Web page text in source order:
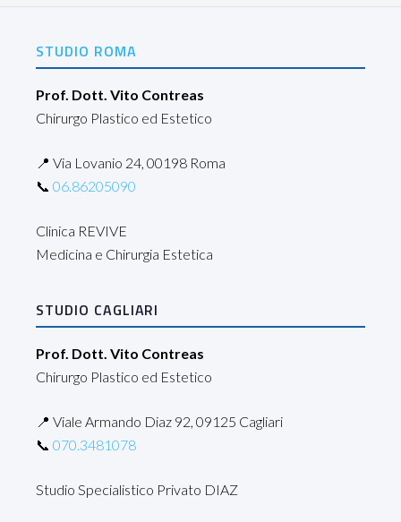
STUDIO ROMA
Prof. Dott. Vito Contreas
Chirurgo Plastico ed Estetico
📍 Via Lovanio 24, 00198 Roma
📞 06.86205090
Clinica REVIVE
Medicina e Chirurgia Estetica
STUDIO CAGLIARI
Prof. Dott. Vito Contreas
Chirurgo Plastico ed Estetico
📍 Viale Armando Diaz 92, 09125 Cagliari
📞 070.3481078
Studio Specialistico Privato DIAZ